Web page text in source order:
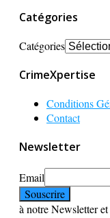
Catégories
Catégories
CrimeXpertise
Conditions
Contact
Newsletter
Email
à notre Newsletter